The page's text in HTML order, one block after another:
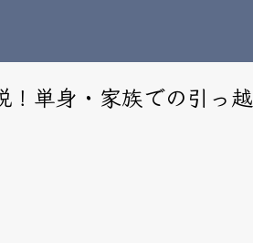
！単身・家族での引っ越